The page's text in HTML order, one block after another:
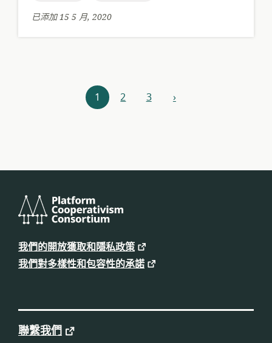
已添加 15 5 月, 2020
1 2 3 下
›
平
台
合
作
主
我們的開放獲取和隱私政策
我們對多樣性和包容性的承諾
聯繫我們